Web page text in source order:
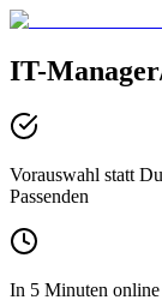
IT-
Vorauswahl statt
Passenden
In 5 Minuten online